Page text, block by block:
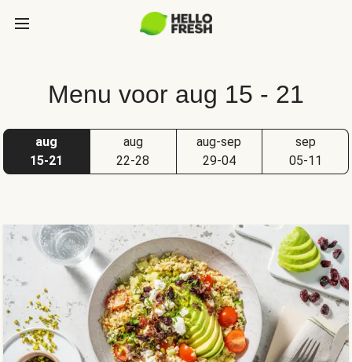
Menu voor aug 15 - 21
aug
15-21
aug
22-28
aug-sep
29-04
sep
05-11